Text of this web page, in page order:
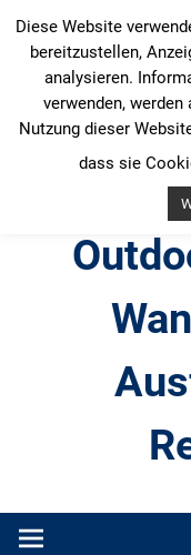
Inhalt
springen
Produkttests und
Diese Website
bereitzustellen,
analysieren.
verwenden,
Nutzung dieser
dass sie